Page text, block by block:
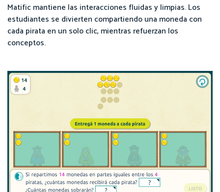
Matific mantiene las interacciones fluidas y limpias. Los
estudiantes se divierten compartiendo una moneda con
cada pirata en un solo clic, mientras refuerzan los
conceptos.